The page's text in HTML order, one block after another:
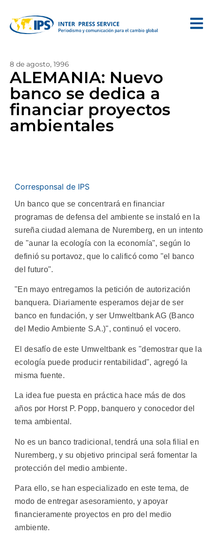
8 de agosto, 1996
ALEMANIA: Nuevo
banco se dedica a
financiar proyectos
ambientales
Corresponsal de IPS
Un banco que se concentrará en financiar
programas de defensa del ambiente se instaló en la
sureña ciudad alemana de Nuremberg, en un intento
de "aunar la ecología con la economía", según lo
definió su portavoz, que lo calificó como "el banco
del futuro".
"En mayo entregamos la petición de autorización
banquera. Diariamente esperamos dejar de ser
banco en fundación, y ser Umweltbank AG (Banco
del Medio Ambiente S.A.)", continuó el vocero.
El desafío de este Umweltbank es "demostrar que la
ecología puede producir rentabilidad", agregó la
misma fuente.
La idea fue puesta en práctica hace más de dos
años por Horst P. Popp, banquero y conocedor del
tema ambiental.
No es un banco tradicional, tendrá una sola filial en
Nuremberg, y su objetivo principal será fomentar la
protección del medio ambiente.
Para ello, se han especializado en este tema, de
modo de entregar asesoramiento, y apoyar
financieramente proyectos en pro del medio
ambiente.